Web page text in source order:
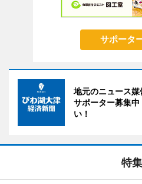
サポータ
地元のニュース媒
サポーター募集
い！
特集